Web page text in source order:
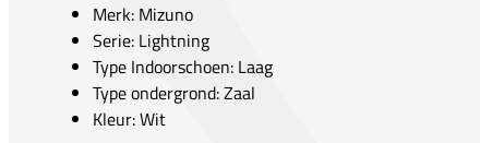
Merk: Mizuno
Serie: Lightning
Type Indoorschoen: Laag
Type ondergrond: Zaal
Kleur: Wit